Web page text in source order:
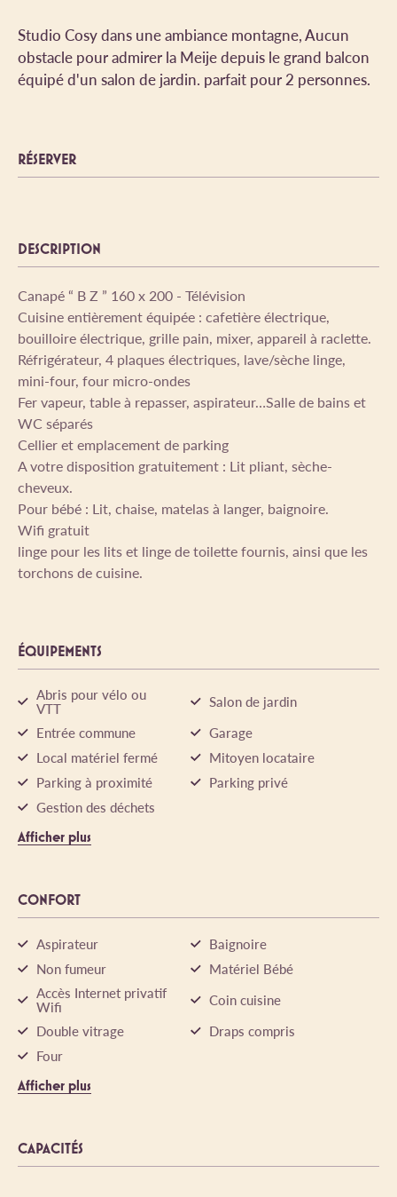
Studio Cosy dans une ambiance montagne, Aucun
obstacle pour admirer la Meije depuis le grand balcon
équipé d'un salon de jardin. parfait pour 2 personnes.
DESCRIPTION
Canapé “ B Z ” 160 x 200 - Télévision
Cuisine entièrement équipée : cafetière électrique,
bouilloire électrique, grille pain, mixer, appareil à raclette.
Réfrigérateur, 4 plaques électriques, lave/sèche linge,
mini-four, four micro-ondes
Fer vapeur, table à repasser, aspirateur…Salle de bains et
WC séparés
Cellier et emplacement de parking
A votre disposition gratuitement : Lit pliant, sèche-
cheveux.
Pour bébé : Lit, chaise, matelas à langer, baignoire.
Wifi gratuit
linge pour les lits et linge de toilette fournis, ainsi que les
torchons de cuisine.
ÉQUIPEMENTS
Abris pour vélo ou
VTT
Salon de jardin
Entrée commune
Garage
Local matériel fermé
Mitoyen locataire
Parking à proximité
Parking privé
Gestion des déchets
Afficher plus
CONFORT
Aspirateur
Baignoire
Non fumeur
Matériel Bébé
Accès Internet privatif
Wifi
Coin cuisine
Double vitrage
Draps compris
Four
Afficher plus
CAPACITÉS
RÉSERVER